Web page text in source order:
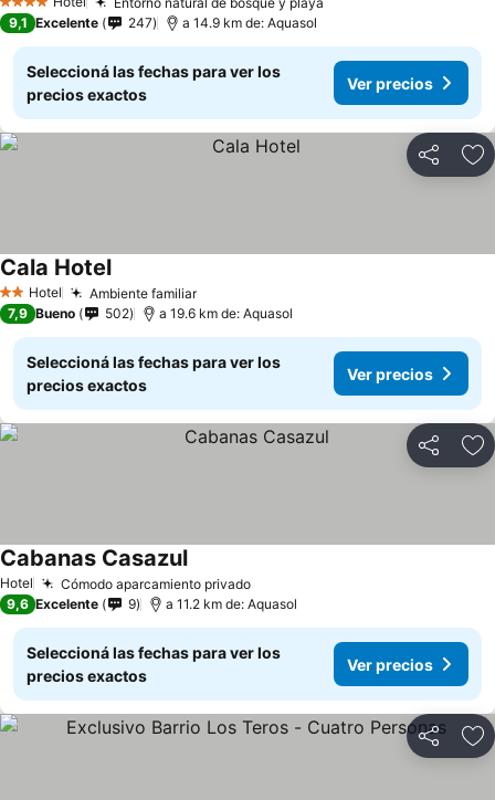
4 Estrellas
9,1 Excelente 247 a 14.9 km de: Aquasol
Seleccioná las fechas para ver los
precios exactos
Ver precios
Compartir
2 Estrellas
Hotel Ambiente familiarVer precios
Cala HotelVer precios
7,9 Bueno 502 a 19.6 km de: Aquasol
Seleccioná las fechas para ver los
precios exactos
Ver precios
Compartir
Hotel Cómodo aparcamiento privadoVer precios
Cabanas CasazulVer precios
9,6 Excelente 9 a 11.2 km de: Aquasol
Seleccioná las fechas para ver los
precios exactos
Ver precios
Compartir